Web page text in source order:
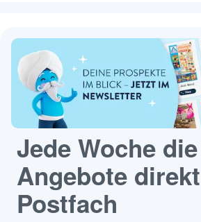
Jede Woche
Angebote
Postfach